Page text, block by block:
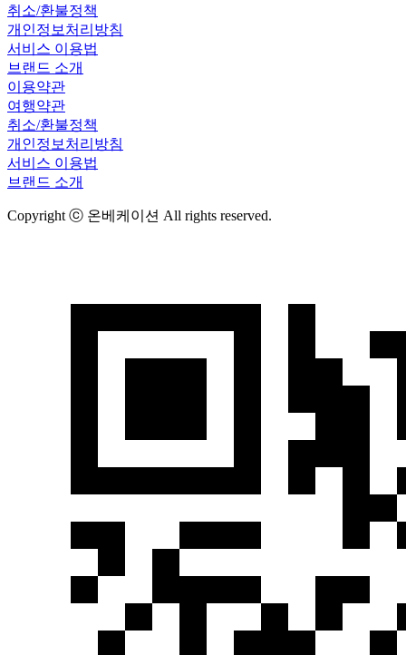
취소/환불정책
개인정보처리방침
서비스 이용법
브랜드 소개
이용약관
여행약관
취소/환불정책
개인정보처리방침
서비스 이용법
브랜드 소개
Copyright ⓒ 온베케이션 All rights reserved.